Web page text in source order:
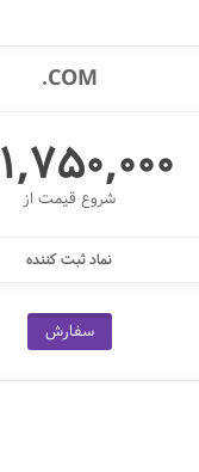
COM.
1,750,000
شروع قیمت از
نماد ثبت کننده
سفارش